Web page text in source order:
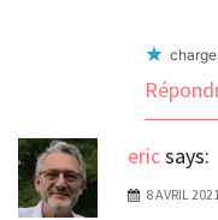
ericsays:
8 AVRIL